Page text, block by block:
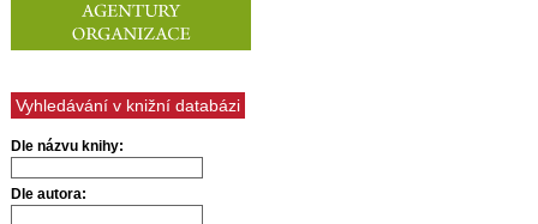
Vyhledávání v knižní databázi
Dle názvu knihy:
Dle autora: